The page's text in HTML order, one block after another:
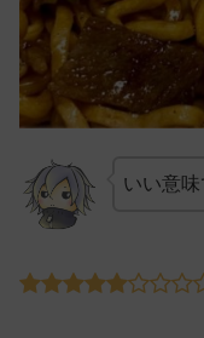
いい意